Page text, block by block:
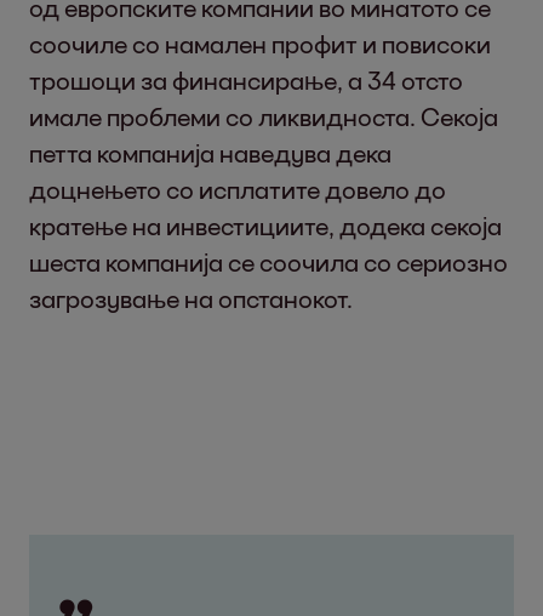
од европските компании во минатото се
соочиле со намален профит и повисоки
трошоци за финансирање, а 34 отсто
имале проблеми со ликвидноста. Секоја
петта компанија наведува дека
доцнењето со исплатите довело до
кратење на инвестициите, додека секоја
шеста компанија се соочила со сериозно
загрозување на опстанокот.